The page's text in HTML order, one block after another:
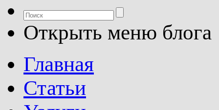
Открыть меню блога
Главная
Статьи